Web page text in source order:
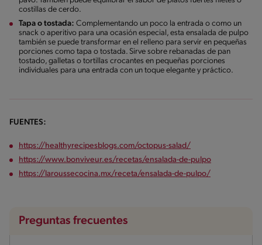
costillas de cerdo.
Tapa o tostada: Complementando un poco la entrada o como un
snack o aperitivo para una ocasión especial, esta ensalada de pulpo
también se puede transformar en el relleno para servir en pequeñas
porciones como tapa o tostada. Sirve sobre rebanadas de pan
tostado, galletas o tortillas crocantes en pequeñas porciones
individuales para una entrada con un toque elegante y práctico.
FUENTES:
https://healthyrecipesblogs.com/octopus-salad/
https://www.bonviveur.es/recetas/ensalada-de-pulpo
https://laroussecocina.mx/receta/ensalada-de-pulpo/
Preguntas frecuentes